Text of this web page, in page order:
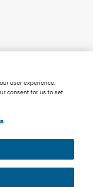
al boletín
Inc., A nonprofit
user experience.
consent for us to set